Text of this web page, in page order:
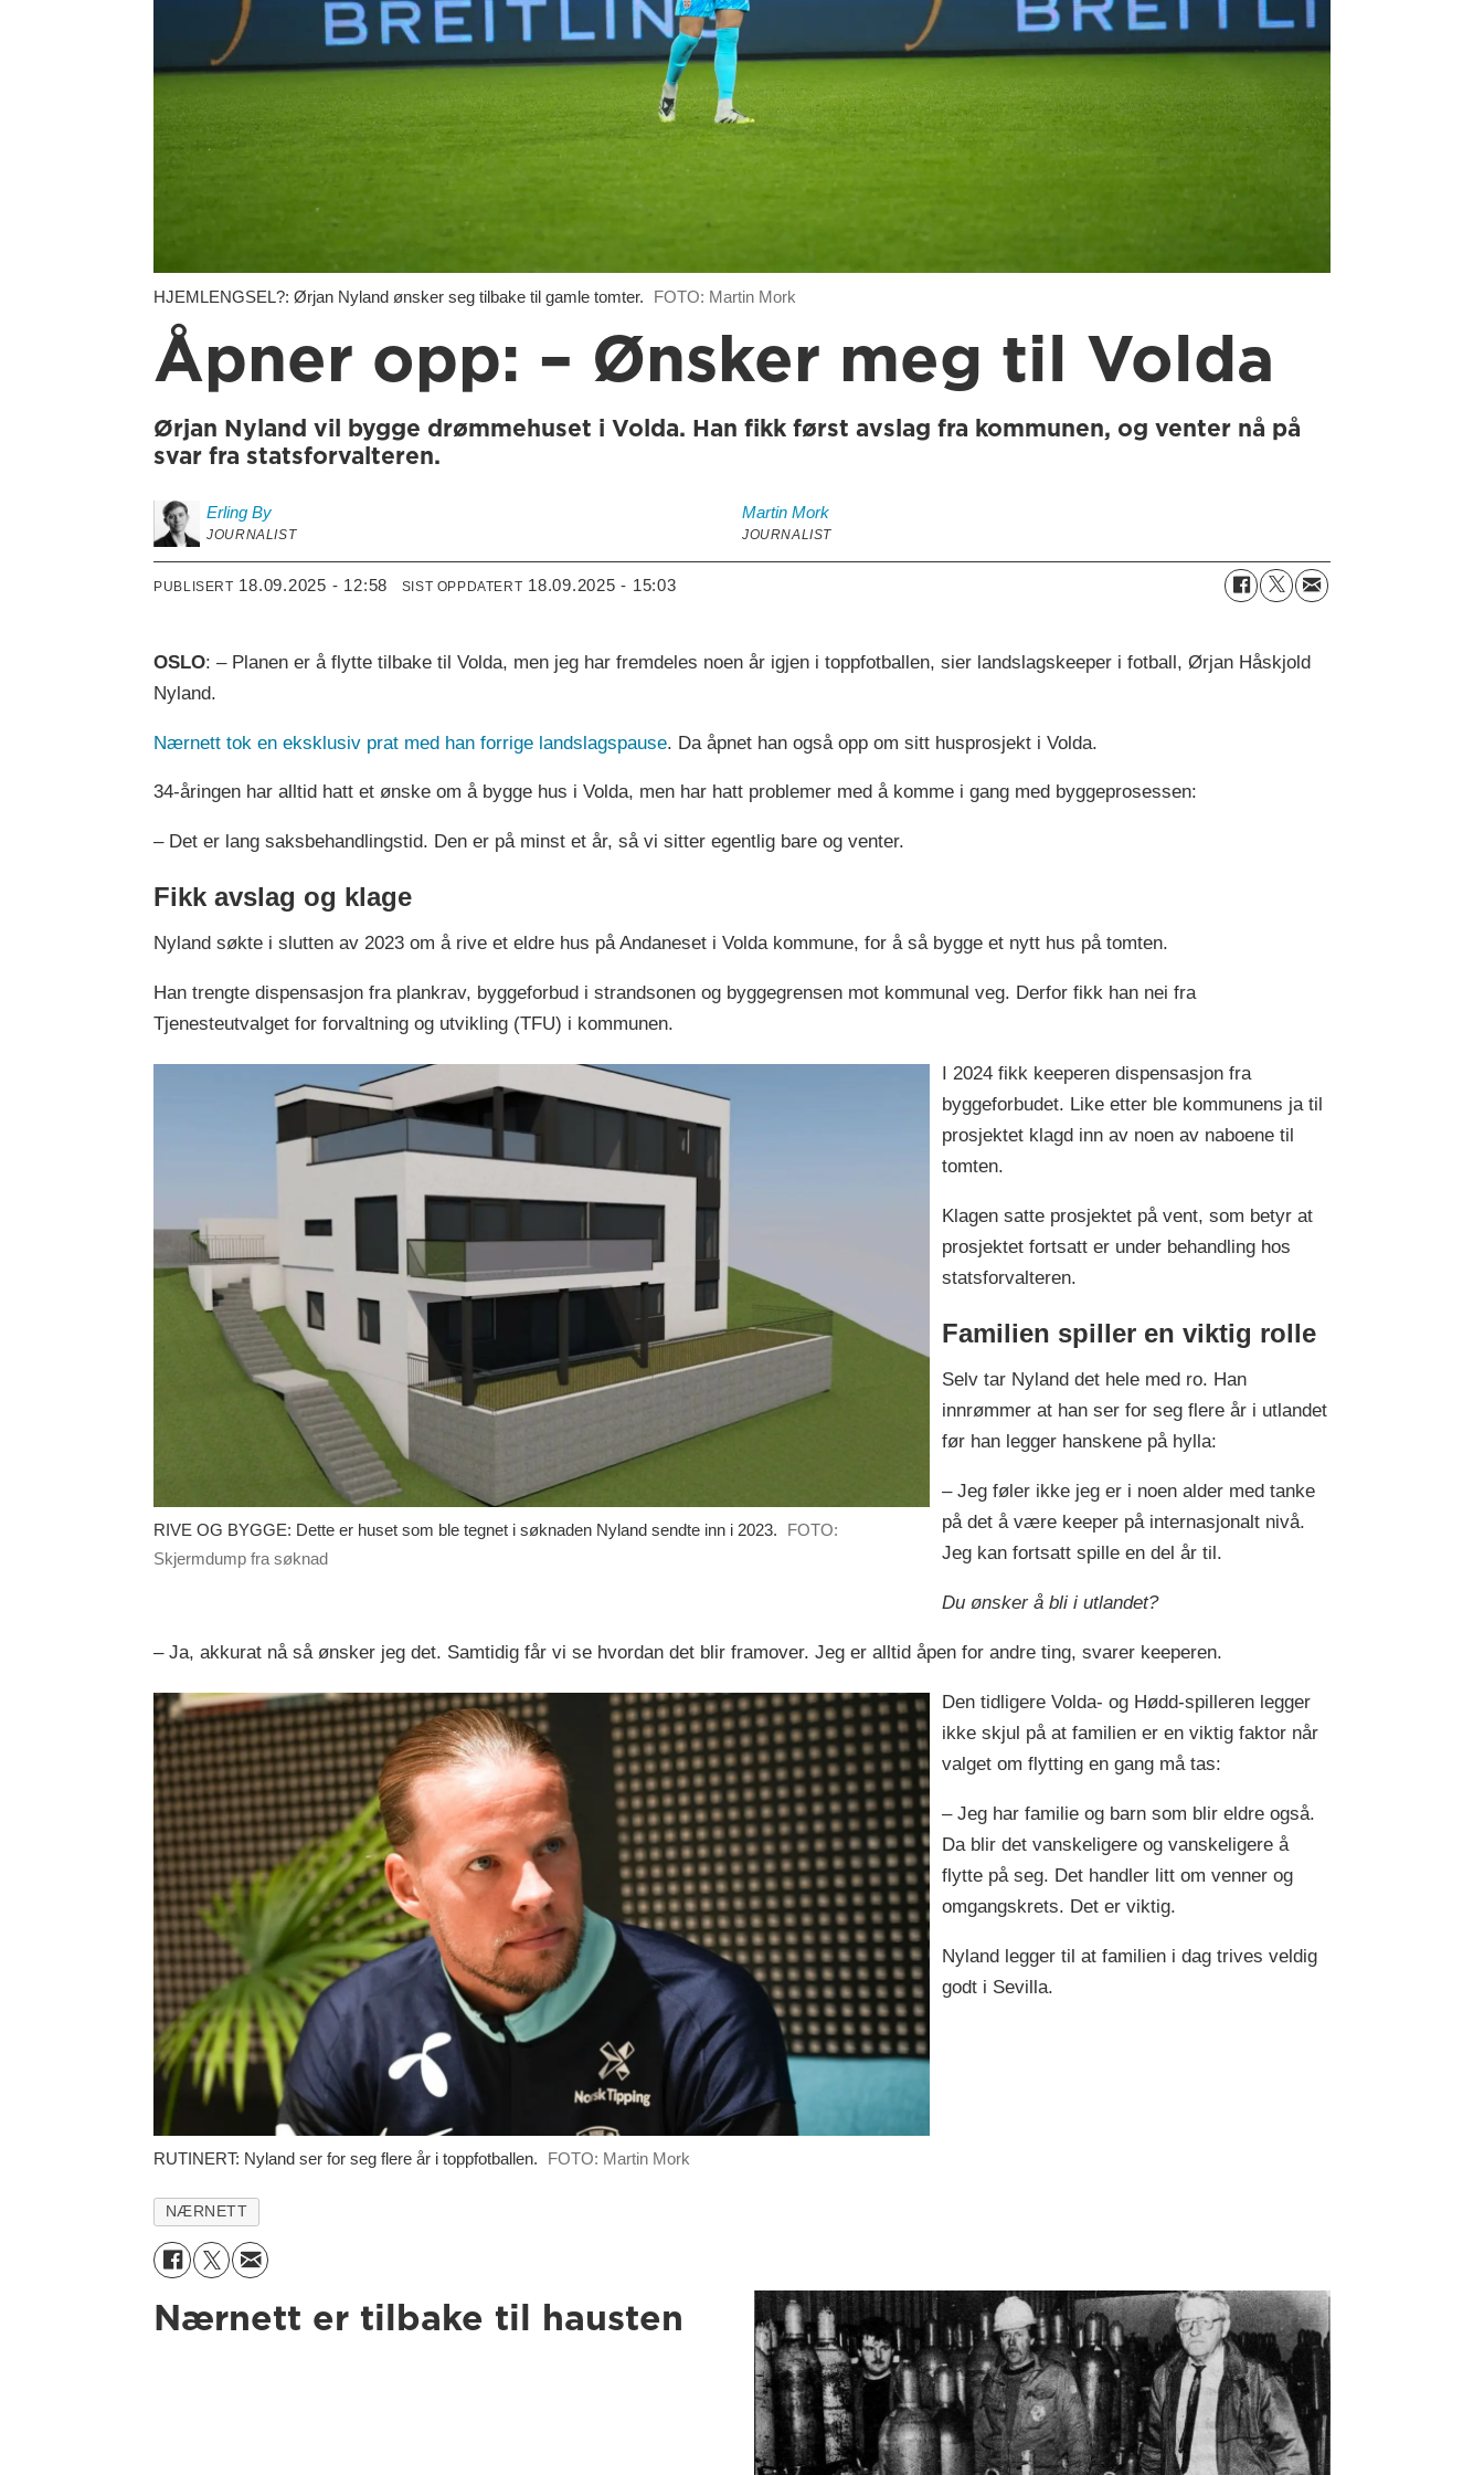
HJEMLENGSEL?: Ørjan Nyland ønsker seg tilbake til gamle tomter. FOTO: Martin Mork
Åpner opp: – Ønsker meg til Volda
Ørjan Nyland vil bygge drømmehuset i Volda. Han fikk først avslag fra kommunen, og venter nå på
svar fra statsforvalteren.
Erling By
JOURNALIST
Martin Mork
JOURNALIST
PUBLISERT 18.09.2025 - 12:58 SIST OPPDATERT 18.09.2025 - 15:03
OSLO: – Planen er å flytte tilbake til Volda, men jeg har fremdeles noen år igjen i toppfotballen, sier landslagskeeper i fotball, Ørjan Håskjold
Nyland.
Nærnett tok en eksklusiv prat med han forrige landslagspause. Da åpnet han også opp om sitt husprosjekt i Volda.
34-åringen har alltid hatt et ønske om å bygge hus i Volda, men har hatt problemer med å komme i gang med byggeprosessen:
– Det er lang saksbehandlingstid. Den er på minst et år, så vi sitter egentlig bare og venter.
Fikk avslag og klage
Nyland søkte i slutten av 2023 om å rive et eldre hus på Andaneset i Volda kommune, for å så bygge et nytt hus på tomten.
Han trengte dispensasjon fra plankrav, byggeforbud i strandsonen og byggegrensen mot kommunal veg. Derfor fikk han nei fra
Tjenesteutvalget for forvaltning og utvikling (TFU) i kommunen.
RIVE OG BYGGE: Dette er huset som ble tegnet i søknaden Nyland sendte inn i 2023.
FOTO:
Skjermdump fra søknad
I 2024 fikk keeperen dispensasjon fra
byggeforbudet. Like etter ble kommunens ja til
prosjektet klagd inn av noen av naboene til
tomten.
Klagen satte prosjektet på vent, som betyr at
prosjektet fortsatt er under behandling hos
statsforvalteren.
Familien spiller en viktig rolle
Selv tar Nyland det hele med ro. Han
innrømmer at han ser for seg flere år i utlandet
før han legger hanskene på hylla:
– Jeg føler ikke jeg er i noen alder med tanke
på det å være keeper på internasjonalt nivå.
Jeg kan fortsatt spille en del år til.
Du ønsker å bli i utlandet?
– Ja, akkurat nå så ønsker jeg det. Samtidig får vi se hvordan det blir framover. Jeg er alltid åpen for andre ting, svarer keeperen.
RUTINERT: Nyland ser for seg flere år i toppfotballen. FOTO: Martin Mork
Den tidligere Volda- og Hødd-spilleren legger
ikke skjul på at familien er en viktig faktor når
valget om flytting en gang må tas:
– Jeg har familie og barn som blir eldre også.
Da blir det vanskeligere og vanskeligere å
flytte på seg. Det handler litt om venner og
omgangskrets. Det er viktig.
Nyland legger til at familien i dag trives veldig
godt i Sevilla.
NÆRNETT
Nærnett er tilbake til hausten